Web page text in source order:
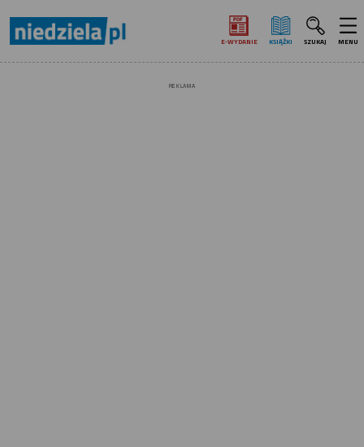
E‑WYDANIE KSIĄŻKI SZUKAJ MENU
REKLAMA